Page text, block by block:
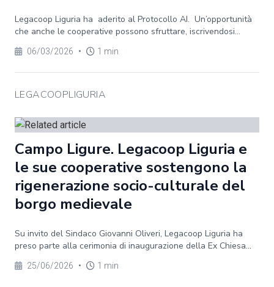
Legacoop Liguria ha aderito al Protocollo AI. Un’opportunità
che anche le cooperative possono sfruttare, iscrivendosi...
06/03/2026 • 1 min
LEGACOOPLIGURIA
Campo Ligure. Legacoop Liguria e
le sue cooperative sostengono la
rigenerazione socio-culturale del
borgo medievale
Su invito del Sindaco Giovanni Oliveri, Legacoop Liguria ha
preso parte alla cerimonia di inaugurazione della Ex Chiesa...
25/06/2026 • 1 min